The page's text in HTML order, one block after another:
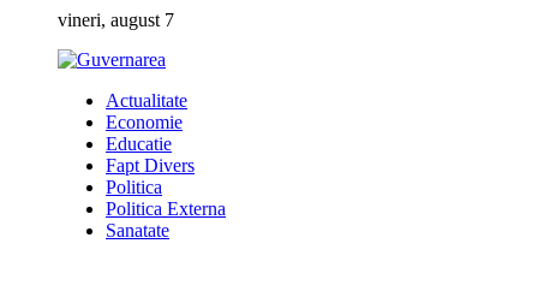
content
vineri, august 7
Actualitate
Economie
Educatie
Fapt Divers
Politica
Politica Externa
Sanatate